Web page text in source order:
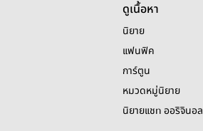
ดูเนื้อหา
นิยาย
แฟนฟิค
การ์ตูน
หมวดหมู่นิยาย
นิยายแชท ออริจินอล